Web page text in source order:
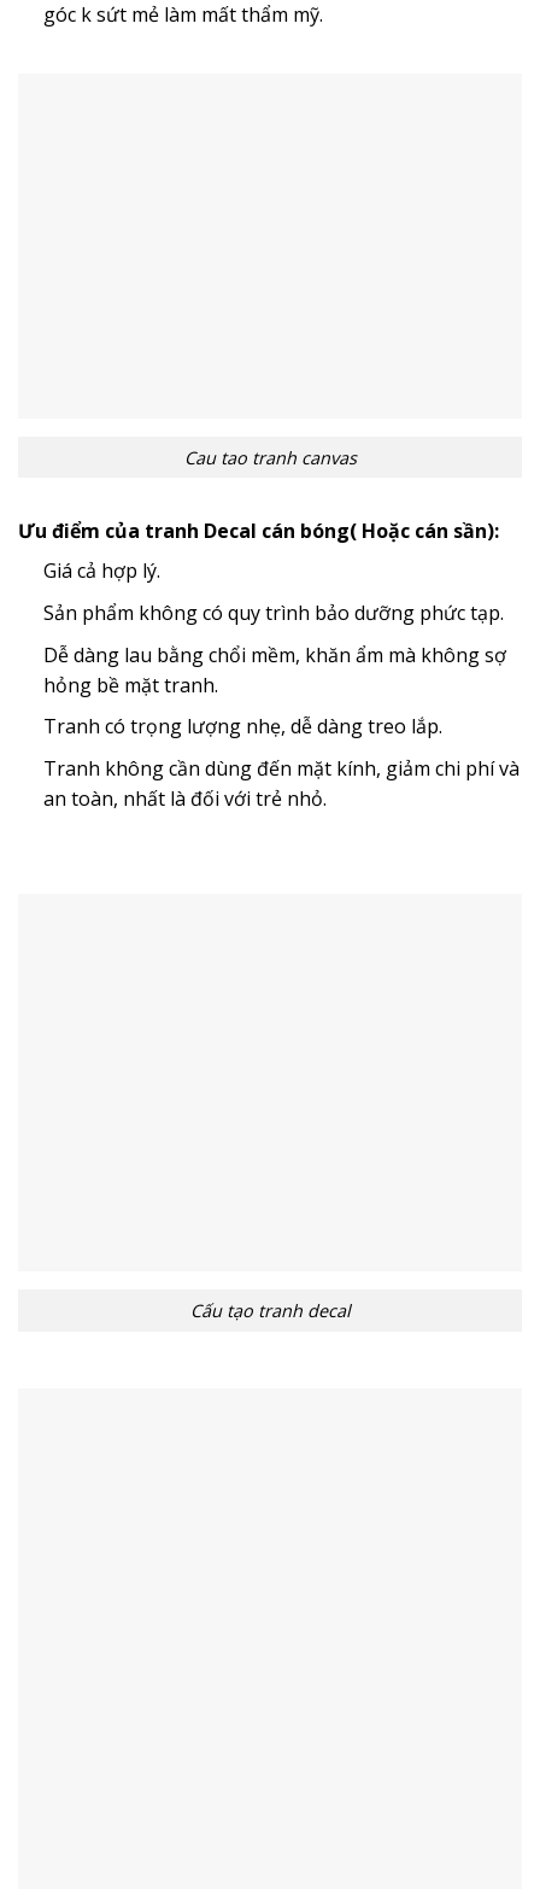
góc k sứt mẻ làm mất thẩm mỹ.
Cau tao tranh canvas
Ưu điểm của tranh Decal cán bóng( Hoặc cán sần):
Giá cả hợp lý.
Sản phẩm không có quy trình bảo dưỡng phức tạp.
Dễ dàng lau bằng chổi mềm, khăn ẩm mà không sợ
hỏng bề mặt tranh.
Tranh có trọng lượng nhẹ, dễ dàng treo lắp.
Tranh không cần dùng đến mặt kính, giảm chi phí và
an toàn, nhất là đối với trẻ nhỏ.
Cấu tạo tranh decal